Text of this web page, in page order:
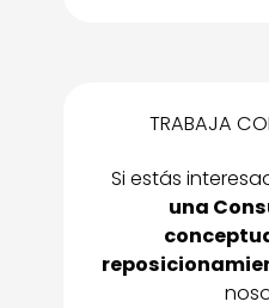
TRABAJA
Si estás
una